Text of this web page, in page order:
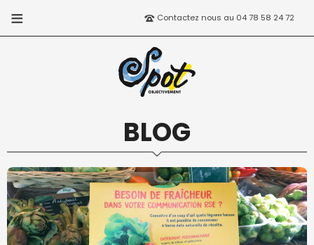
Contactez nous au 04 78 58 24 72
BLOG